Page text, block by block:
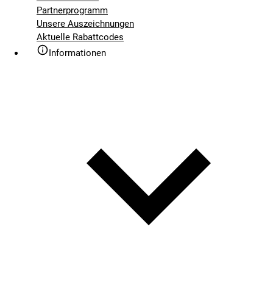
Partnerprogramm
Unsere Auszeichnungen
Aktuelle Rabattcodes
Informationen